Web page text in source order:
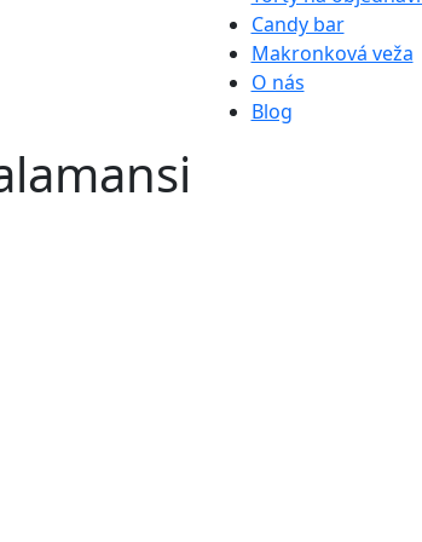
Candy bar
Makronková veža
O nás
Blog